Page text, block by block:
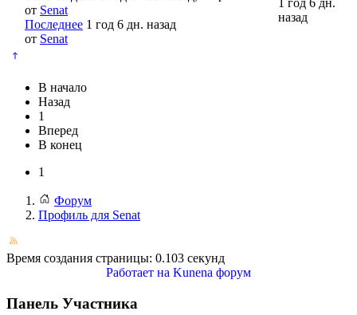
от Senat
Последнее 1 год 6 дн. назад
от Senat
1 год 6 дн.
назад
В начало
Назад
1
Вперед
В конец
1
Форум
Профиль для Senat
Время создания страницы: 0.103 секунд
Работает на Kunena форум
Панель Участника